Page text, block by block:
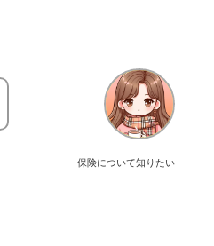
保険について知りたい